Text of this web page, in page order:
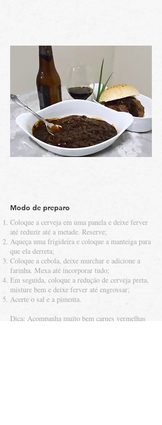
Modo de preparo
Coloque a cerveja em uma panela e deixe ferver
até reduzir até a metade. Reserve;
Aqueça uma frigideira e coloque a manteiga para
que ela derreta;
Coloque a cebola, deixe murchar e adicione a
farinha. Mexa até incorporar tudo;
Em seguida, coloque a redução de cerveja preta,
misture bem e deixe ferver até engrossar;
Acerte o sal e a pimenta.
Dica: Acompanha muito bem carnes vermelhas